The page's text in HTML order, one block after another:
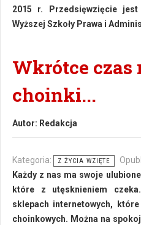
2015 r. Przedsięwzięcie
Wyższej Szkoły Prawa i
Wkrótce czas
choinki...
Autor: Redakcja
Kategoria: Z ŻYCIA WZIĘTE
Każdy z nas ma swoje
które z utęsknieniem
sklepach internetowych,
choinkowych. Można na